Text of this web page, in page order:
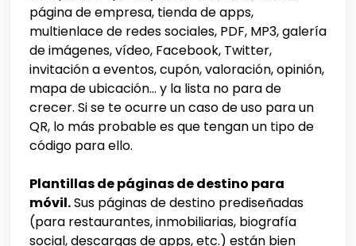
página de empresa, tienda de apps,
multienlace de redes sociales, PDF, MP3, galería
de imágenes, vídeo, Facebook, Twitter,
invitación a eventos, cupón, valoración, opinión,
mapa de ubicación... y la lista no para de
crecer. Si se te ocurre un caso de uso para un
QR, lo más probable es que tengan un tipo de
código para ello.
Plantillas de páginas de destino para
móvil.Sus páginas de destino prediseñadas
(para restaurantes, inmobiliarias, biografía
social, descargas de apps, etc.) están bien